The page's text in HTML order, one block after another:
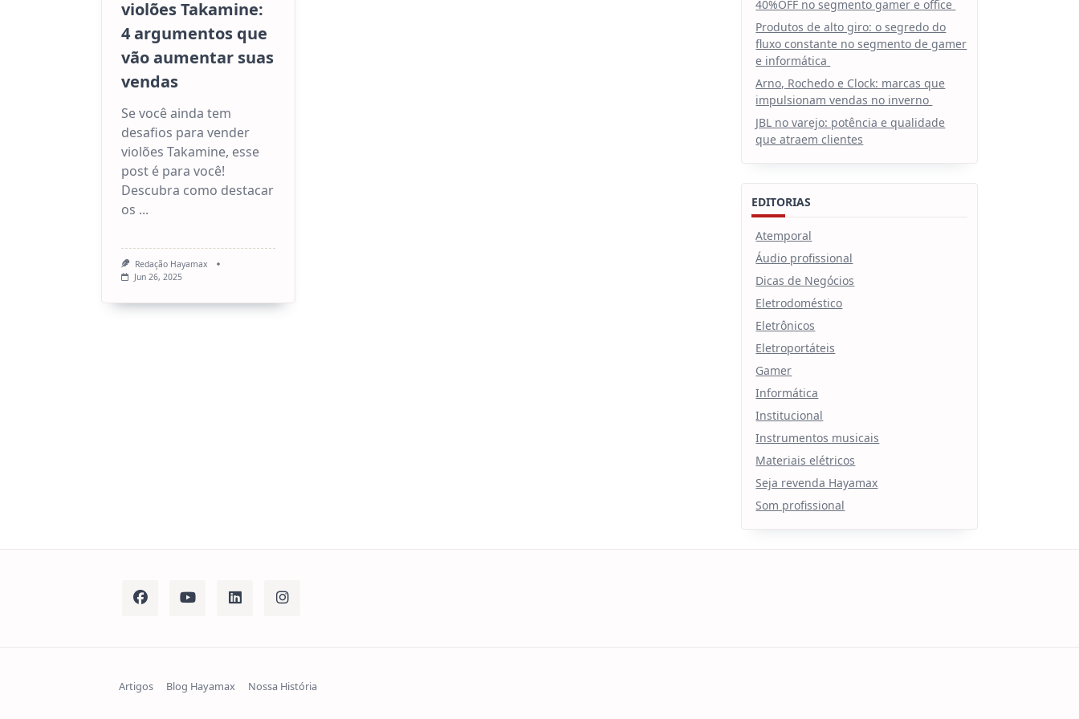
violões Takamine:
4 argumentos que
vão aumentar suas
vendas
Se você ainda tem
desafios para vender
violões Takamine, esse
post é para você!
Descubra como destacar
os ...
Redação Hayamax
Jun 26, 2025
40%OFF no segmento gamer e office
Produtos de alto giro: o segredo do
fluxo constante no segmento de gamer
e informática
Arno, Rochedo e Clock: marcas que
impulsionam vendas no inverno
JBL no varejo: potência e qualidade
que atraem clientes
EDITORIAS
Atemporal
Áudio profissional
Dicas de Negócios
Eletrodoméstico
Eletrônicos
Eletroportáteis
Gamer
Informática
Institucional
Instrumentos musicais
Materiais elétricos
Seja revenda Hayamax
Som profissional
Artigos Blog Hayamax Nossa História